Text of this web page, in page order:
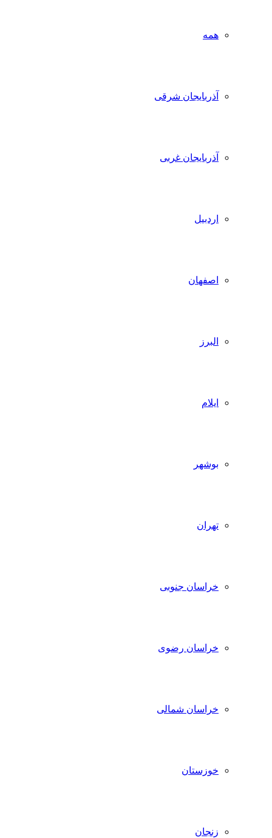
همه
آذربایجان شرقی
آذربایجان غربی
اردبیل
اصفهان
البرز
ایلام
بوشهر
تهران
خراسان جنوبی
خراسان رضوی
خراسان شمالی
خوزستان
زنجان